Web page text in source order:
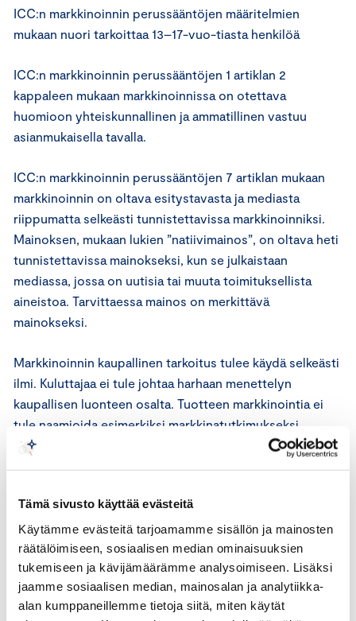
Tämä sivusto käyttää evästeitä
Käytämme evästeitä tarjoamamme sisällön ja mainosten
räätälöimiseen, sosiaalisen median ominaisuuksien
tukemiseen ja kävijämäärämme analysoimiseen. Lisäksi
jaamme sosiaalisen median, mainosalan ja analytiikka-
alan kumppaneillemme tietoja siitä, miten käytät
ICC:n markkinoinnin perussääntöjen määritelmien
mukaan nuori tarkoittaa 13–17-vuo-tiasta henkilöä
ICC:n markkinoinnin perussääntöjen 1 artiklan 2
kappaleen mukaan markkinoinnissa on otettava
huomioon yhteiskunnallinen ja ammatillinen vastuu
asianmukaisella tavalla.
ICC:n markkinoinnin perussääntöjen 7 artiklan mukaan
markkinoinnin on oltava esitystavasta ja mediasta
riippumatta selkeästi tunnistettavissa markkinoinniksi.
Mainoksen, mukaan lukien ”natiivimainos”, on oltava heti
tunnistettavissa mainokseksi, kun se julkaistaan
mediassa, jossa on uutisia tai muuta toimituksellista
aineistoa. Tarvittaessa mainos on merkittävä
mainokseksi.
Markkinoinnin kaupallinen tarkoitus tulee käydä selkeästi
ilmi. Kuluttajaa ei tule johtaa harhaan menettelyn
kaupallisen luonteen osalta. Tuotteen markkinointia ei
tule naamioida esimerkiksi markkinatutkimukseksi,
kuluttajakyselyksi, käyttäjän tuottamaksi sisällöksi,
arvosteluksi.
ICC:n markkinoinnin perussääntöjen 18.1 artiklan mukaan
lapsille tai nuorille kohdistetussa tai heitä esittävässä
markkinoinnissa on noudatettava erityistä huolellisuutta.
Tällaisessa viestinnässä ei saa horjuttaa myönteistä